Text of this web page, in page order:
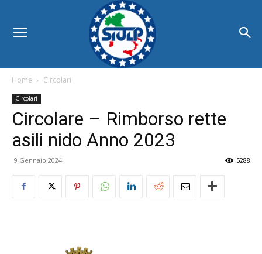
Home Circolari
Circolari
Circolare – Rimborso rette
asili nido Anno 2023
9 Gennaio 2024 5288